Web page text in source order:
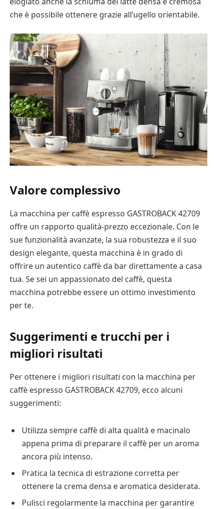
che è possibile ottenere grazie all’ugello orientabile.
Valore complessivo
La macchina per caffè espresso GASTROBACK 42709
offre un rapporto qualità-prezzo eccezionale. Con le
sue funzionalità avanzate, la sua robustezza e il suo
design elegante, questa macchina è in grado di
offrire un autentico caffè da bar direttamente a casa
tua. Se sei un appassionato del caffè, questa
macchina potrebbe essere un ottimo investimento
per te.
Suggerimenti e trucchi per i
migliori risultati
Per ottenere i migliori risultati con la macchina per
caffè espresso GASTROBACK 42709, ecco alcuni
suggerimenti:
Utilizza sempre caffè di alta qualità e macinalo
appena prima di preparare il caffè per un aroma
ancora più intenso.
Pratica la tecnica di estrazione corretta per
ottenere la crema densa e aromatica desiderata.
Pulisci regolarmente la macchina per garantire